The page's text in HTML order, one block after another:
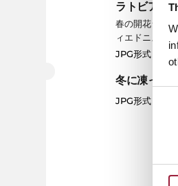
ラトビアの
春の開花シー
ィエドニス」
JPG形式
冬に凍った湖
JPG形式